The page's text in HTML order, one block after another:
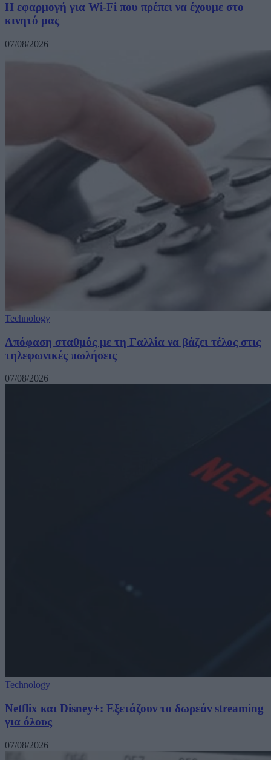
Η εφαρμογή για Wi-Fi που πρέπει να έχουμε στο
κινητό μας
07/08/2026
Technology
Απόφαση σταθμός με τη Γαλλία να βάζει τέλος στις
τηλεφωνικές πωλήσεις
07/08/2026
Technology
Netflix και Disney+: Εξετάζουν το δωρεάν streaming
για όλους
07/08/2026